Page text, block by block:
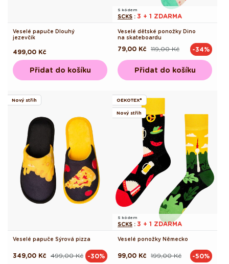
Veselé papuče Dlouhý
jezevčík
Běžná
cena
499,00 Kč
Přidat do košíku
S kódem
SCKS : 3 + 1 ZDARMA
Veselé dětské ponožky Dino
na skateboardu
Běžná
119,00 Kč
Výprodejová
79,00 Kč -34%
Přidat do košíku
Nový střih
Veselé papuče Sýrová pizza
Běžná
499,00 Kč
Výprodejová
349,00 Kč -30%
OEKOTEX®
Nový střih
S kódem
SCKS : 3 + 1 ZDARMA
Veselé ponožky Německo
Běžná
199,00 Kč
Výprodejová
99,00 Kč -50%